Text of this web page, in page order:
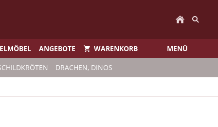
ANGEBOTE WARENKORB MENÜ
DRACHEN, DINOS